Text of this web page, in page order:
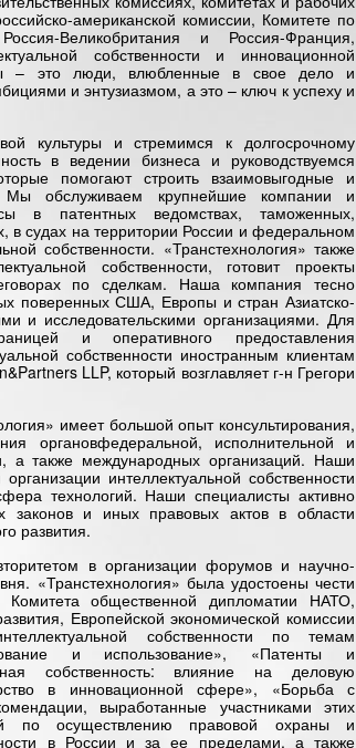
американской комиссии, Комитете по
Великобритания и Россия-Франция,
собственности и инновационной
– это люди, влюбленные в свое дело и
и энтузиазмом, а это – ключ к успеху и
культуры и стремимся к долгосрочному
в ведении бизнеса и руководствуемся
помогают строить взаимовыгодные и
Мы обслуживаем крупнейшие компании и
в патентных ведомствах, таможенных,
в судах на территории России и федеральном
собственности. «Транстехнология» также
собственности, готовит проекты
по сделкам. Наша компания тесно
поверенных США, Европы и стран Азиатско-
и исследовательскими организациями. Для
и оперативного предоставления
собственности иностранным клиентам
LLP, который возглавляет г-н Грегори
имеет большой опыт консультирования,
органовфедеральной, исполнительной и
а также международных организаций. Наши
интеллектуальной собственности
технологий. Наши специалисты активно
законов и иных правовых актов в области
развития.
в организации форумов и научно-
«Транстехнология» была удостоены чести
общественной дипломатии НАТО,
Европейской экономической комиссии
собственности по темам
и использование», «Патенты и
собственность: влияние на деловую
в инновационной сфере», «Борьба с
выработанные участниками этих
по осуществлению правовой охраны и
в России и за ее пределами, а также